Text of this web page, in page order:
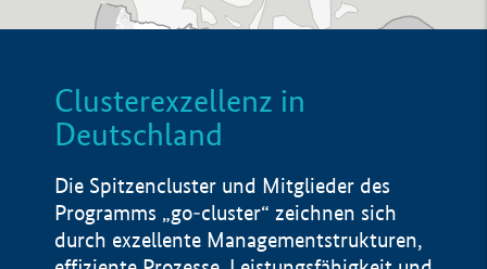
Clusterexzellenz in
Deutschland
Die Spitzencluster und Mitglieder des
Programms „go-cluster“ zeichnen sich
durch exzellente Managementstrukturen,